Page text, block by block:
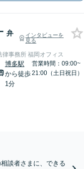
弁
インタビューを
見る
律事務所 福岡オフィス
博多駅
から徒歩
1分
営業時間：09:00~
21:00（土日祝日）
談者さまに、できる